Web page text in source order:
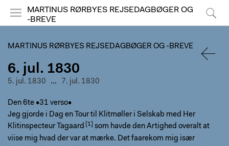
MARTINUS RØRBYES REJSEDAGBØGER OG
-BREVE
MARTINUS RØRBYES REJSEDAGBØGER OG -BREVE
6. jul. 1830
5. jul. 1830 ... 7. jul. 1830
Den 6te •31 verso•
Jeg gjorde i Dag en Tour til Klitmøller i Selskab med Her
Klitinspecteur Tagaard
som havde den Artighed overalt at
viise mig hvad der var at mærke. Det faarekom mig især